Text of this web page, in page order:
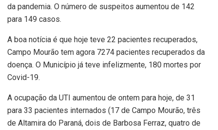
da pandemia. O número de suspeitos aumentou de 142
para 149 casos.
A boa notícia é que hoje teve 22 pacientes recuperados,
Campo Mourão tem agora 7274 pacientes recuperados da
doença. O Município já teve infelizmente, 180 mortes por
Covid-19.
A ocupação da UTI aumentou de ontem para hoje, de 31
para 33 pacientes internados (17 de Campo Mourão, três
de Altamira do Paraná, dois de Barbosa Ferraz, quatro de